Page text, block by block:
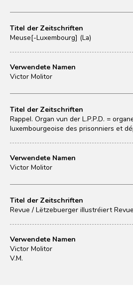
Titel der Zeitschriften
Meuse[-Luxembourg] (La)
Verwendete Namen
Victor Molitor
Titel der Zeitschriften
Rappel. Organ vun der L.P.P.D. =
luxembourgeoise des prisonniers et
Verwendete Namen
Victor Molitor
Titel der Zeitschriften
Revue / Lëtzebuerger illustréiert Revue
Verwendete Namen
Victor Molitor
V.M.